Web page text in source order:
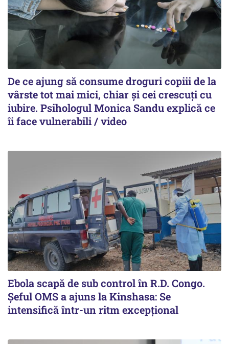
De ce ajung să consume droguri copiii de la
vârste tot mai mici, chiar și cei crescuți cu
iubire. Psihologul Monica Sandu explică ce
îi face vulnerabili / video
Ebola scapă de sub control în R.D. Congo.
Șeful OMS a ajuns la Kinshasa: Se
intensifică într-un ritm excepţional